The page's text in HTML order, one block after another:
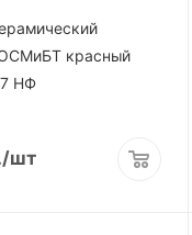
красный
НФ
/шт